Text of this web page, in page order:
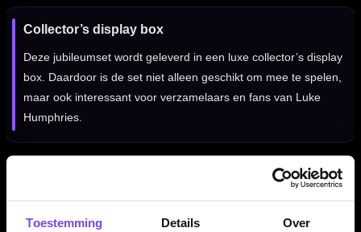
Toestemming Details Over
Collector’s display box
Deze jubileumset wordt geleverd in een luxe collector’s display
box. Daardoor is de set niet alleen geschikt om mee te spelen,
maar ook interessant voor verzamelaars en fans van Luke
Humphries.
uitstraling versterkt. Dit maakt de box compleet als speciale